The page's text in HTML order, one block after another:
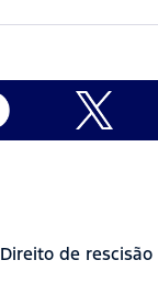
Direito de rescisão